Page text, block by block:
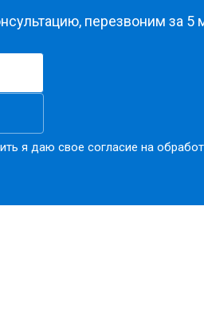
перезвоним за 5
я даю свое согласие на